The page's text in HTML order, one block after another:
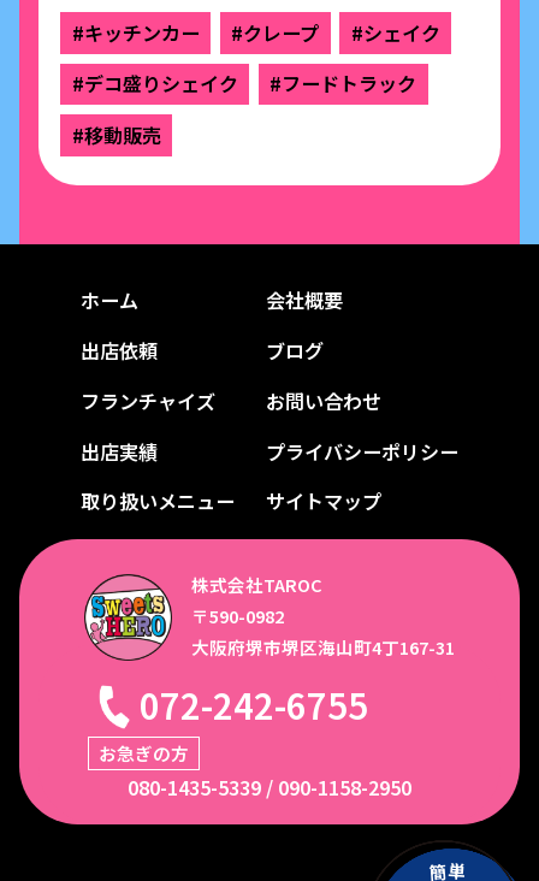
#キッチンカー #クレープ
#シェイク
#デコ盛りシェイク
#フードトラック
#移動販売
簡単
ホーム
出店依頼
フランチャイズ
出店実績
取り扱いメニュー
会社概要
ブログ
お問い合わせ
プライバシーポリシー
サイトマップ
株式会社TAROC
〒590-0982
大阪府堺市堺区海山町4丁167-31
072-242-6755
お急ぎの方
080-1435-5339 / 090-1158-2950